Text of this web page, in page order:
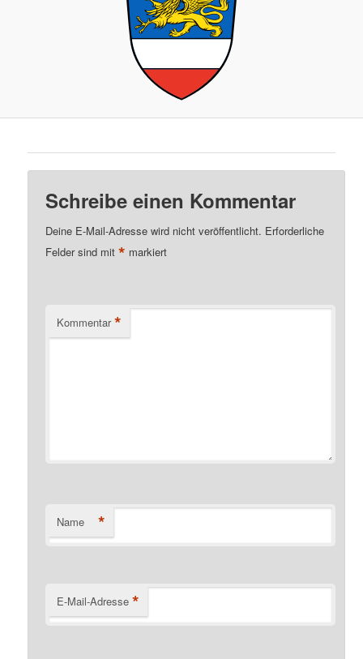
Schreibe einen Kommentar
Deine E-Mail-Adresse wird nicht veröffentlicht. Erforderliche
Felder sind mit* markiert
Kommentar *
Name *
E-Mail-Adresse *